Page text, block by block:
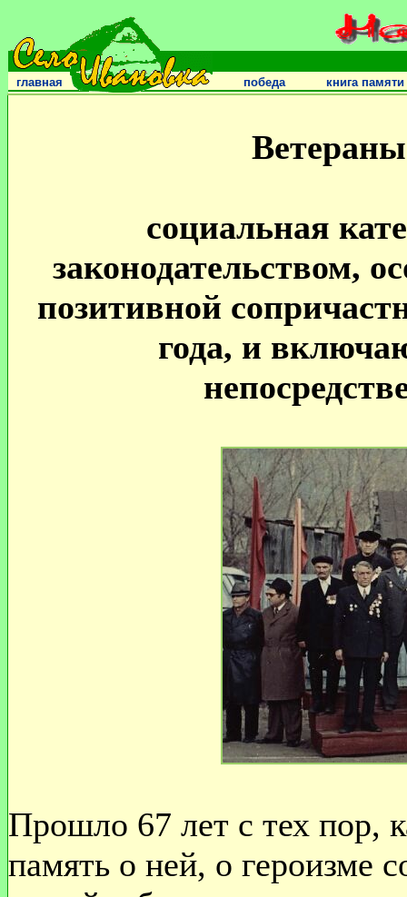
главная победа книга памяти
социальная
законодательством,
позитивной
года, и
Прошло 67 лет с тех пор,
память о ней, о героизме